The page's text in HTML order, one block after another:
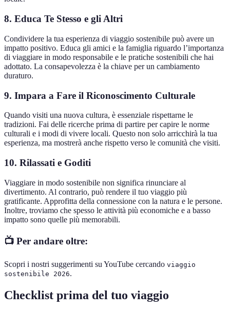
8. Educa Te Stesso e gli Altri
Condividere la tua esperienza di viaggio sostenibile può avere un
impatto positivo. Educa gli amici e la famiglia riguardo l’importanza
di viaggiare in modo responsabile e le pratiche sostenibili che hai
adottato. La consapevolezza è la chiave per un cambiamento
duraturo.
9. Impara a Fare il Riconoscimento Culturale
Quando visiti una nuova cultura, è essenziale rispettarne le
tradizioni. Fai delle ricerche prima di partire per capire le norme
culturali e i modi di vivere locali. Questo non solo arricchirà la tua
esperienza, ma mostrerà anche rispetto verso le comunità che visiti.
10. Rilassati e Goditi
Viaggiare in modo sostenibile non significa rinunciare al
divertimento. Al contrario, può rendere il tuo viaggio più
gratificante. Approfitta della connessione con la natura e le persone.
Inoltre, troviamo che spesso le attività più economiche e a basso
impatto sono quelle più memorabili.
📺 Per andare oltre:
Scopri i nostri suggerimenti su YouTube cercando viaggio
sostenibile 2026.
Checklist prima del tuo viaggio